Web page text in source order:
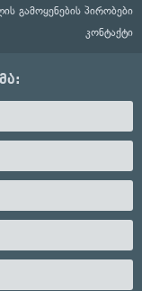
გამოყენების პირობები
კონტაქტი